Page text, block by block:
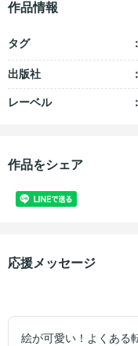
作品情報
タグ
出版社
レーベル
作品をシェア
応援メッセージ
絵が可愛い！よくある